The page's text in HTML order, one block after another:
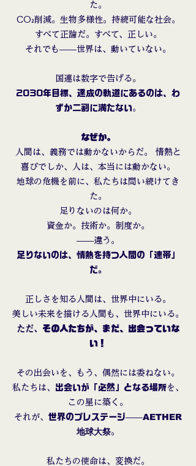
た。
CO₂削減。生物多様性。持続可能な社会。
すべて正論だ。すべて、正しい。
それでも——世界は、動いていない。
国連は数字で告げる。
2030年目標、達成の軌道にあるのは、わ
ずか二割に満たない。
なぜか。
人間は、義務では動かないからだ。 情熱と
喜びでしか、人は、本当には動かない。
地球の危機を前に、私たちは問い続けてき
た。
足りないのは何か。
資金か。技術か。制度か。
——違う。
足りないのは、情熱を持つ人間の「連帯」
だ。
正しさを知る人間は、世界中にいる。
美しい未来を描ける人間も、世界中にいる。
ただ、 その人たちが、まだ、出会っていな
い！
その出会いを、もう、偶然には委ねない。
私たちは、 出会いが「必然」となる場所を、
この星に築く。
それが、 世界のプレステージ——AETHER
地球大祭。
私たちの使命は、変換だ。